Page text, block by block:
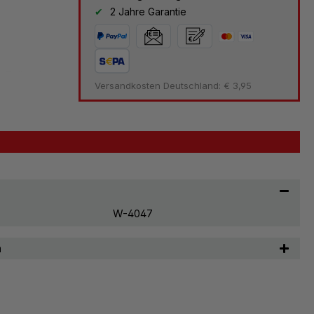
2 Jahre Garantie
Versandkosten Deutschland: € 3,95
für
W-4047